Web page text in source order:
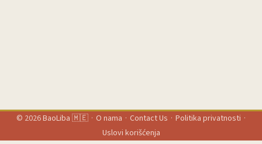
© 2026BaoLiba 🇲🇪 · O nama · Contact Us · Politika privatnosti ·
Uslovi korišćenja